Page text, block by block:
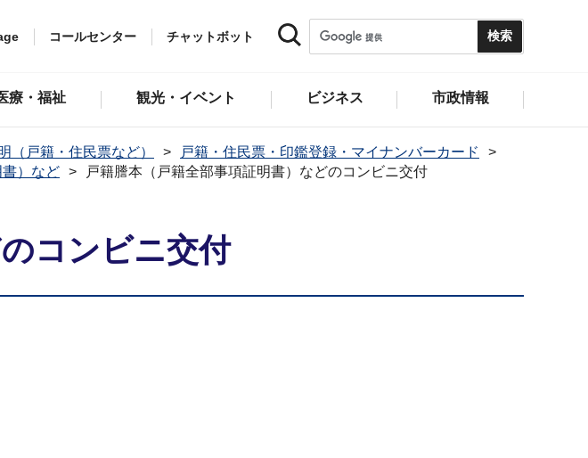
コールセンター チャットボット
療・福祉 観光・イベント ビジネス 市政情報
（戸籍・住民票など）
戸籍・住民票・印鑑登録・マイナンバーカード
）など 戸籍謄本（戸籍全部事項証明書）などのコンビニ交付
コンビニ交付